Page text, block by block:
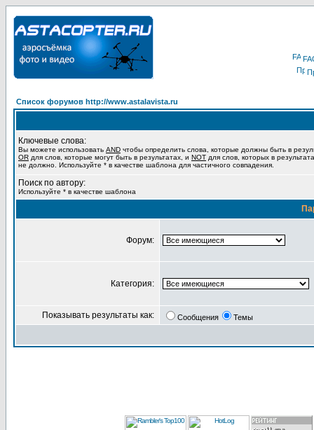
Список форумов http://www.astalavista.ru
Ключевые слова:
Вы можете использовать AND чтобы определить слова, которые должны быть в
OR для слов, которые могут быть в результатах, и NOT для слов, которых в
не должно. Используйте * в качестве шаблона для частичного совпадения.
Поиск по автору:
Используйте * в качестве шаблона
Форум:
Категория:
Показывать результаты как: Сообщения Темы